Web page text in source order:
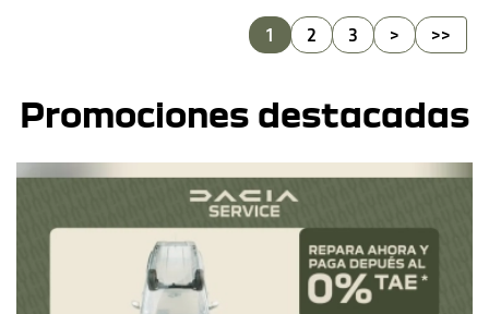
1 2 3 > >>
Promociones destacadas